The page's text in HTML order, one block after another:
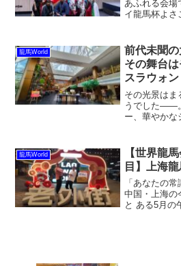
あふれる会場
イ龍馬杯よさ
サダーであり
が長年温めて
龍馬World
前代未聞の
その舞台
スラウォン
その光景はま
うでした――
ー、華やかな
す。そして
した！しかも
龍馬World
【世界龍
目】上海
「あなたの
中国・上海の
と ある5月の